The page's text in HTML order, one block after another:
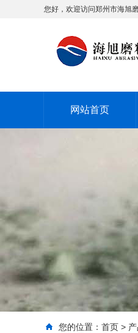
您好，欢迎访问郑州市海旭
网站首页
您的位置： 首页 >